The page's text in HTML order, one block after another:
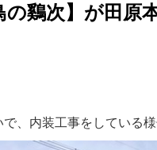
鷄次】が田原
、内装工事をしている